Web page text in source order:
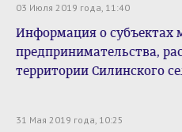
03 Июля 2019 года, 11:40
Информация о субъектах
предпринимательства,
территории Силинского
31 Мая 2019 года, 10:25